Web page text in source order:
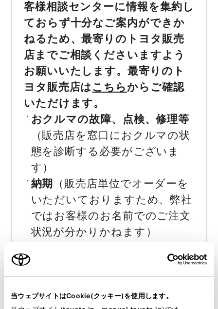
当ウェブサイトはCookie(クッキー)を使用します。
客様相談センターに情報を集約し
ておらず十分なご案内ができか
ねるため、最寄りのトヨタ販売
店までご相談くださいますよう
お願いいたします。最寄りのト
ヨタ販売店はこちら からご確認
いただけます。
おクルマの故障、点検、修理等
（販売店を窓口におクルマの状
態を診断する必要がございま
す）
納期
（販売店単位でオーダーを
いただいておりますため、弊社
ではお客様のお名前でのご注文
状況が分かりかねます）
（部品の販
売、取り付け等は販売店を窓口
にご相談いただけますと幸いで